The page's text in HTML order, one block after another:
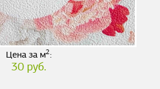
Цена за м2:
30 руб.